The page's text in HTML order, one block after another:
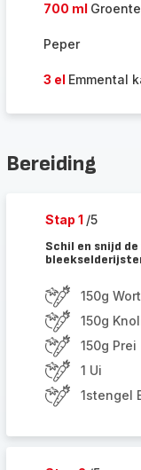
700 ml
Peper
3 el Emmental
Bereiding
Stap 1 /5
Schil en snijd
150g
150g
150g Prei
1 Ui
1stengel